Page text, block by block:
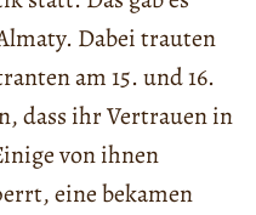
Dabei trauten
am 15. und 16.
dass ihr Vertrauen in
von ihnen
eine bekamen